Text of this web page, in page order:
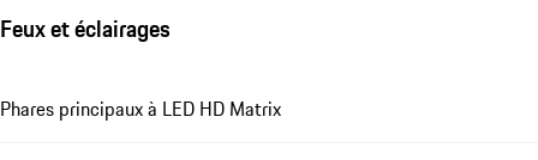
Feux et éclairages
Phares principaux à LED HD Matrix